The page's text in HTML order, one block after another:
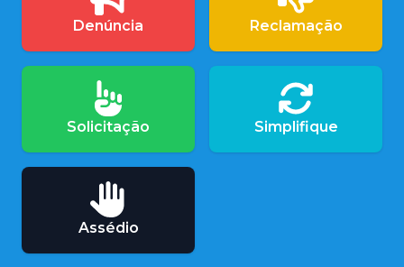
Denúncia Reclamação
Solicitação Simplifique
Assédio